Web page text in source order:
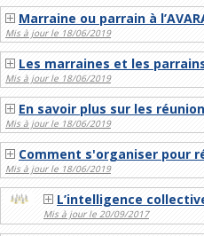
Marraine ou parrain à
Mis à jour le 18/06/2019
Les marraines et les
Mis à jour le 18/06/2019
En savoir plus sur les
Mis à jour le 18/06/2019
Comment s'organiser pour
Mis à jour le 18/06/2019
L’intelligence
Mis à jour le 20/09/2017